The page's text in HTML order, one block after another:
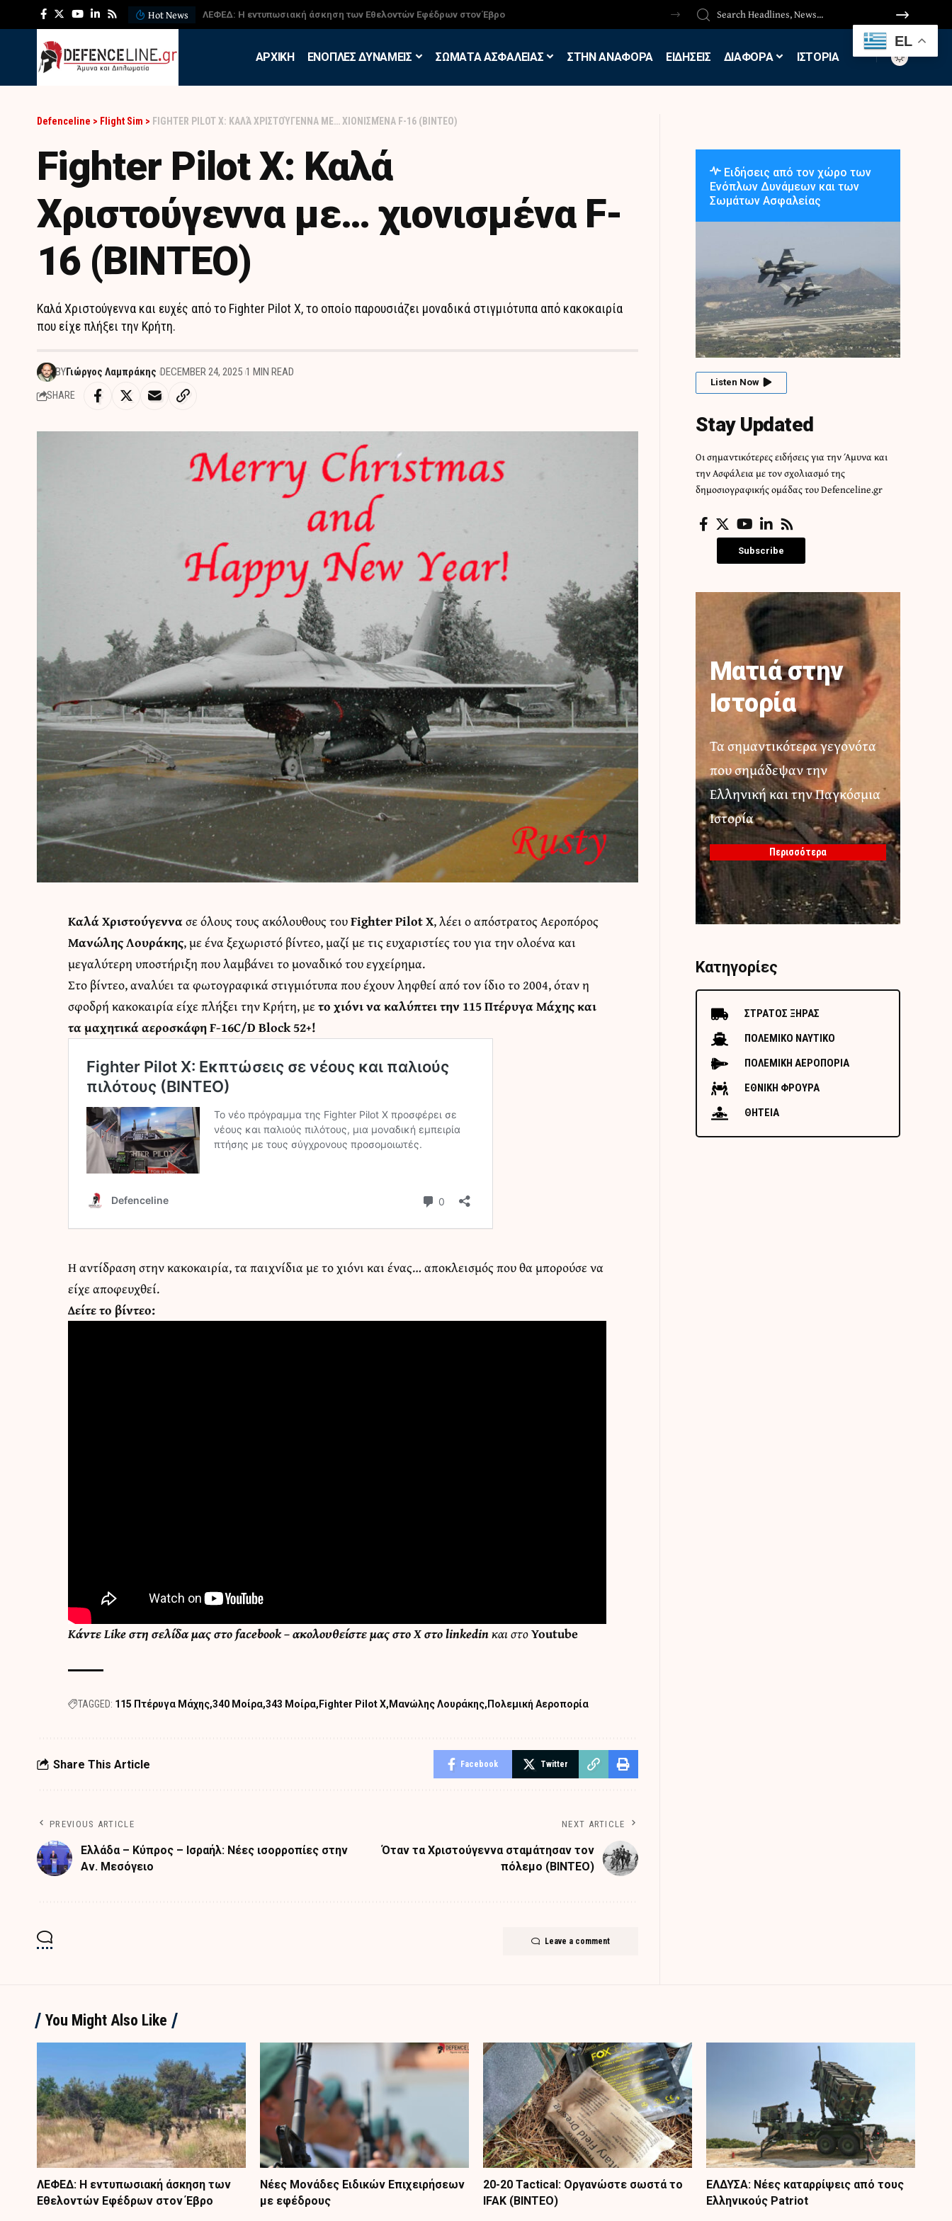
Hot News ΛΕΦΕΔ: Η εντυπωσιακή άσκηση των Εθελοντών Εφέδρων στον Έβρο
APXIKH ΕΝΟΠΛΕΣ ΔΥΝΑΜΕΙΣ ΣΩΜΑΤΑ ΑΣΦΑΛΕΙΑΣ ΣΤΗΝ ΑΝΑΦΟΡΑ ΕΙΔΗΣΕΙΣ ΔΙΑΦΟΡΑ ΙΣΤΟΡΙΑ
Defenceline > Flight Sim > FIGHTER PILOT X: ΚΑΛΆ ΧΡΙΣΤΟΎΓΕΝΝΑ ΜΕ… ΧΙΟΝΙΣΜΈΝΑ F-16 (ΒΙΝΤΕΟ)
Fighter Pilot X: Καλά
Χριστούγεννα με… χιονισμένα F-
16 (ΒΙΝΤΕΟ)
Καλά Χριστούγεννα και ευχές από το Fighter Pilot X, το οποίο παρουσιάζει μοναδικά στιγμιότυπα από κακοκαιρία
που είχε πλήξει την Κρήτη.
BYΓιώργος Λαμπράκης DECEMBER 24, 2025 1 MIN READ
SHARE
Καλά Χριστούγεννασε όλους τους ακόλουθους τουFighter Pilot X, λέει ο απόστρατος Αεροπόρος
Μανώλης Λουράκης, με ένα ξεχωριστό βίντεο, μαζί με τις ευχαριστίες του για την ολοένα και
μεγαλύτερη υποστήριξη που λαμβάνει το μοναδικό του εγχείρημα.
Στο βίντεο, αναλύει τα φωτογραφικά στιγμιότυπα που έχουν ληφθεί από τον ίδιο το 2004, όταν η
σφοδρή κακοκαιρία είχε πλήξει την Κρήτη, μετο χιόνι να καλύπτει την 115 Πτέρυγα Μάχης και
τα μαχητικά αεροσκάφη F-16C/D Block 52+!
Η αντίδραση στην κακοκαιρία, τα παιχνίδια με το χιόνι και ένας… αποκλεισμός που θα μπορούσε να
είχε αποφευχθεί.
Δείτε το βίντεο:
ΚάντεLike στη σελίδα μας στο facebook– ακολουθείστε μας στοXστοlinkedinκαι στοYoutube
TAGGED: 115 Πτέρυγα Μάχης 340 Μοίρα 343 Μοίρα Fighter Pilot X Μανώλης Λουράκης Πολεμική Αεροπορία
Share This Article Facebook Twitter
PREVIOUS ARTICLE
Ελλάδα – Κύπρος – Ισραήλ: Νέες ισορροπίες στην
Αν. Μεσόγειο
NEXT ARTICLE
Όταν τα Χριστούγεννα σταμάτησαν τον
πόλεμο (ΒΙΝΤΕΟ)
Leave a comment
Ειδήσεις από τον χώρο των
Ενόπλων Δυνάμεων και των
Σωμάτων Ασφαλείας
Listen Now
Stay Updated
Οι σημαντικότερες ειδήσεις για την Άμυνα και
την Ασφάλεια με τον σχολιασμό της
δημοσιογραφικής ομάδας του Defenceline.gr
Subscribe
Ματιά στην
Ιστορία
Τα σημαντικότερα γεγονότα
που σημάδεψαν την
Ελληνική και την Παγκόσμια
Ιστορία
Περισσότερα
Κατηγορίες
ΣΤΡΑΤΟΣ ΞΗΡΑΣ
ΠΟΛΕΜΙΚΟ ΝΑΥΤΙΚΟ
ΠΟΛΕΜΙΚΗ ΑΕΡΟΠΟΡΙΑ
ΕΘΝΙΚΗ ΦΡΟΥΡΑ
ΘΗΤΕΙΑ
You Might Also Like
ΛΕΦΕΔ: Η εντυπωσιακή άσκηση των
Εθελοντών Εφέδρων στον Έβρο
Nέες Μονάδες Ειδικών Επιχειρήσεων
με εφέδρους
20-20 Tactical: Οργανώστε σωστά το
IFAK (ΒΙΝΤΕΟ)
ΕΛΔΥΣΑ: Νέες καταρρίψεις από τους
Ελληνικούς Patriot
EL